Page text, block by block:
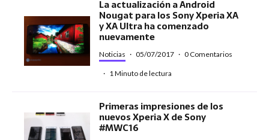
La actualización a Android
Nougat para los Sony Xperia XA
y XA Ultra ha comenzado
nuevamente
Noticias · 05/07/2017 · 0 Comentarios
· 1 Minuto de lectura
Primeras impresiones de los
nuevos Xperia X de Sony
#MWC16